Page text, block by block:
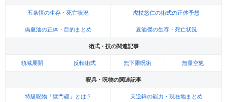
五条悟の生存・死亡状況 虎杖悠仁の術式の正体予想
偽夏油の正体・目的まとめ 夏油傑の生存・死亡状況
術式・技の関連記事
領域展開 反転術式 無下限呪術 無量空処
呪具・呪物の関連記事
特級呪物「獄門疆」とは？ 天逆鉾の能力・現在地まとめ